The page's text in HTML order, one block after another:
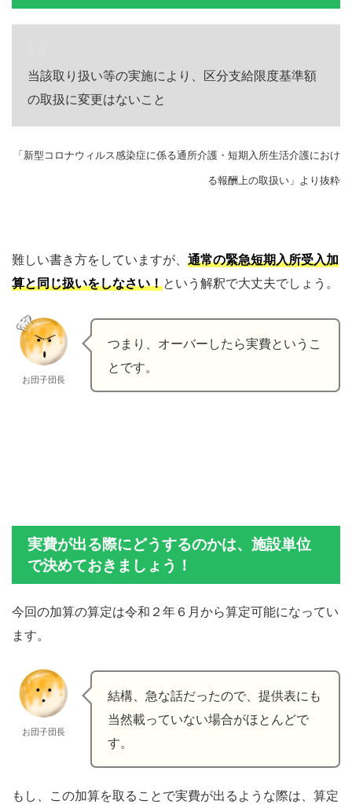
当該取り扱い等の実施により、区分支給限度基準額
の取扱に変更はないこと
「新型コロナウィルス感染症に係る通所介護・短期入所生活介護におけ
る報酬上の取扱い」 より抜粋
難しい書き方をしていますが、 通常の緊急短期入所受入加
算と同じ扱いをしなさい！という解釈で大丈夫でしょう。
お団子団長
つまり、オーバーしたら実費というこ
とです。
実費が出る際にどうするのかは、施設単位
で決めておきましょう！
今回の加算の算定は令和２年６月から算定可能になってい
ます。
お団子団長
結構、急な話だったので、提供表にも
当然載っていない場合がほとんどで
す。
もし、この加算を取ることで実費が出るような際は、算定